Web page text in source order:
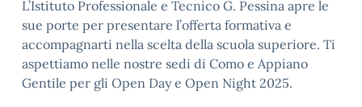
L’Istituto Professionale e Tecnico G. Pessina apre le
sue porte per presentare l’offerta formativa e
accompagnarti nella scelta della scuola superiore. Ti
aspettiamo nelle nostre sedi di Como e Appiano
Gentile per gli Open Day e Open Night 2025.